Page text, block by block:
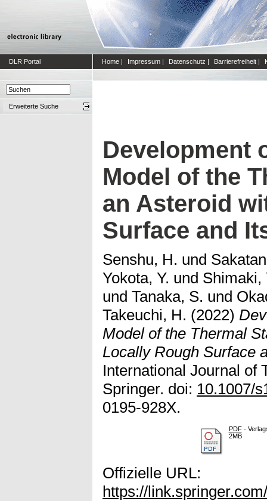
DLR Portal Home | Impressum | Datenschutz | Barrierefreiheit |
Erweiterte Suche
Development
Model of the
an Asteroid
Surface and
Senshu, H. und
Yokota, Y. und Shimaki,
und Tanaka, S. und
Takeuchi, H. (2022)
Model of the Thermal
Locally Rough Surface
International Journal of
Springer. doi: 10.1007/
0195-928X.
PDF-
2MB
Offizielle URL:
https://